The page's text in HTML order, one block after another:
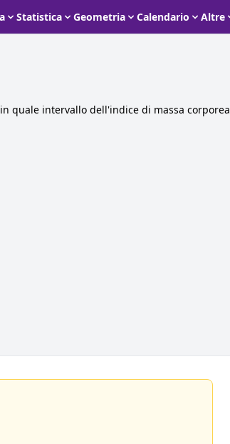
Statistica Geometria Calendario Altre
quale intervallo dell'indice di massa corporea